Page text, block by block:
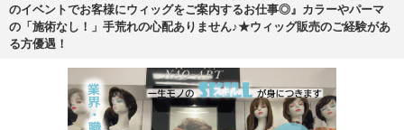
のイベントでお客様にウィッグをご案内するお仕事◎』カラーやパーマ
の「施術なし！」手荒れの心配ありません♪★ウィッグ販売のご経験があ
る方優遇！